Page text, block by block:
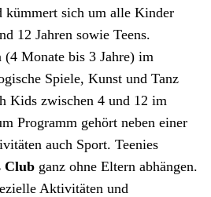
sich um alle Kinder
12 Jahren sowie Teens.
Monate bis 3 Jahre) im
Spiele, Kunst und Tanz
Kids zwischen 4 und 12 im
Programm gehört neben einer
auch Sport. Teenies
Club ganz ohne Eltern abhängen.
Aktivitäten und